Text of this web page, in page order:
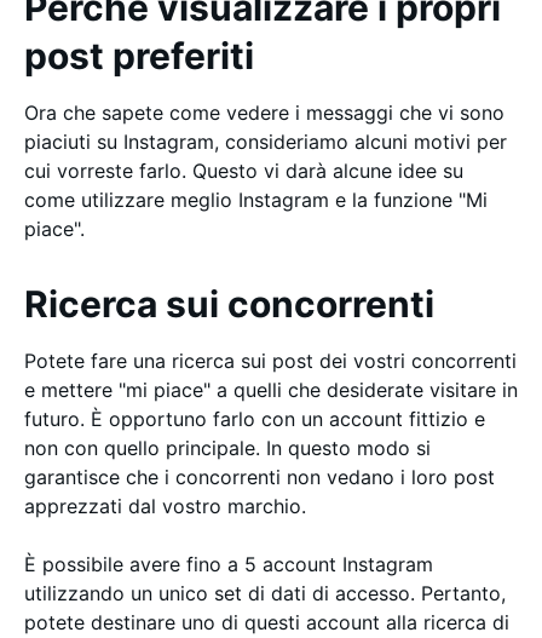
post preferiti
Ora che sapete come vedere i messaggi che vi sono
piaciuti su Instagram, consideriamo alcuni motivi per
cui vorreste farlo. Questo vi darà alcune idee su
come utilizzare meglio Instagram e la funzione "Mi
piace".
Ricerca sui concorrenti
Potete fare una ricerca sui post dei vostri concorrenti
e mettere "mi piace" a quelli che desiderate visitare in
futuro. È opportuno farlo con un account fittizio e
non con quello principale. In questo modo si
garantisce che i concorrenti non vedano i loro post
apprezzati dal vostro marchio.
È possibile avere fino a 5 account Instagram
utilizzando un unico set di dati di accesso. Pertanto,
potete destinare uno di questi account alla ricerca di